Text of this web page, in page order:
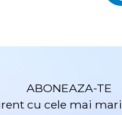
ABONEAZA-TE
cu cele mai mari